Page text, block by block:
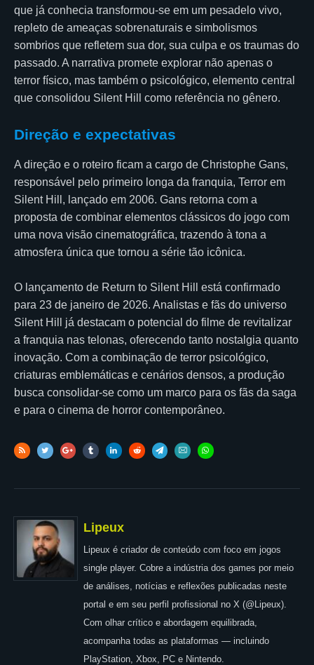
que já conhecia transformou-se em um pesadelo vivo,
repleto de ameaças sobrenaturais e simbolismos
sombrios que refletem sua dor, sua culpa e os traumas do
passado. A narrativa promete explorar não apenas o
terror físico, mas também o psicológico, elemento central
que consolidou Silent Hill como referência no gênero.
Direção e expectativas
A direção e o roteiro ficam a cargo de Christophe Gans,
responsável pelo primeiro longa da franquia, Terror em
Silent Hill, lançado em 2006. Gans retorna com a
proposta de combinar elementos clássicos do jogo com
uma nova visão cinematográfica, trazendo à tona a
atmosfera única que tornou a série tão icônica.
O lançamento de Return to Silent Hill está confirmado
para 23 de janeiro de 2026. Analistas e fãs do universo
Silent Hill já destacam o potencial do filme de revitalizar
a franquia nas telonas, oferecendo tanto nostalgia quanto
inovação. Com a combinação de terror psicológico,
criaturas emblemáticas e cenários densos, a produção
busca consolidar-se como um marco para os fãs da saga
e para o cinema de horror contemporâneo.
Lipeux
Lipeux é criador de conteúdo com foco em jogos
single player. Cobre a indústria dos games por meio
de análises, notícias e reflexões publicadas neste
portal e em seu perfil profissional no X (@Lipeux).
Com olhar crítico e abordagem equilibrada,
acompanha todas as plataformas — incluindo
PlayStation, Xbox, PC e Nintendo.